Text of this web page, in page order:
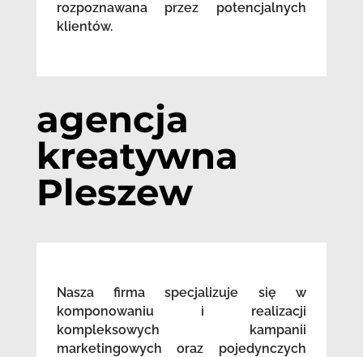
rozpoznawana przez potencjalnych
klientów.
agencja
kreatywna
Pleszew
Nasza firma specjalizuje się w
komponowaniu i realizacji
kompleksowych kampanii
marketingowych oraz pojedynczych